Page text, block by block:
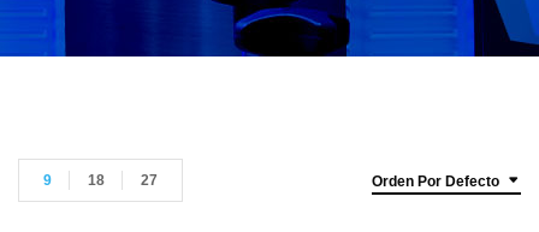
Orden Por Defecto
9 18 27